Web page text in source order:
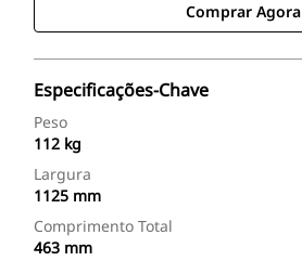
Comprar Agora
Especificações-Chave
Peso
112 kg
Largura
1125 mm
Comprimento Total
463 mm